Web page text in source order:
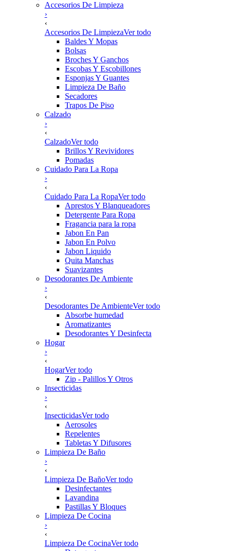
Accesorios De Limpieza
›
‹
Accesorios De LimpiezaVer todo
Baldes Y Mopas
Bolsas
Broches Y Ganchos
Escobas Y Escobillones
Esponjas Y Guantes
Limpieza De Baño
Secadores
Trapos De Piso
Calzado
›
‹
CalzadoVer todo
Brillos Y Revividores
Pomadas
Cuidado Para La Ropa
›
‹
Cuidado Para La RopaVer todo
Aprestos Y Blanqueadores
Detergente Para Ropa
Fragancia para la ropa
Jabon En Pan
Jabon En Polvo
Jabon Liquido
Quita Manchas
Suavizantes
Desodorantes De Ambiente
›
‹
Desodorantes De AmbienteVer todo
Absorbe humedad
Aromatizantes
Desodorantes Y Desinfecta
Hogar
›
‹
HogarVer todo
Zip - Palillos Y Otros
Insecticidas
›
‹
InsecticidasVer todo
Aerosoles
Repelentes
Tabletas Y Difusores
Limpieza De Baño
›
‹
Limpieza De BañoVer todo
Desinfectantes
Lavandina
Pastillas Y Bloques
Limpieza De Cocina
›
‹
Limpieza De CocinaVer todo